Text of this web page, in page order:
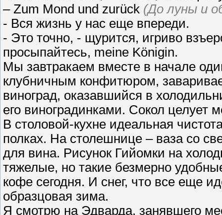
– Zum Mond und zurück (До луны и
- Вся жизнь у нас еще впереди.
- Это точно, - щурится, игриво
просыпайтесь, meine Königin.
Мы завтракаем вместе в начале
клубничным конфитюром,
виноград, оказавшийся в
его виноградинками. Сокол целует
В столовой-кухне идеальная
полках. На столешнице – ваза со
для вина. Рисунок Гийомки на
тяжелые, но такие безмерно
кофе сегодня. И снег, что все еще
образцовая зима.
Я смотрю на Эдварда, занявшего